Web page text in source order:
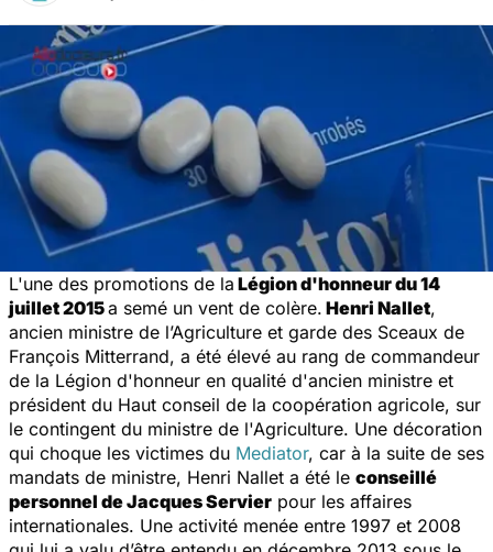
L'une des promotions de la Légion d'honneur du 14
juillet 2015a semé un vent de colère. Henri Nallet,
ancien ministre de l’Agriculture et garde des Sceaux de
François Mitterrand, a été élevé au rang de commandeur
de la Légion d'honneur en qualité d'ancien ministre et
président du Haut conseil de la coopération agricole, sur
le contingent du ministre de l'Agriculture. Une décoration
qui choque les victimes du Mediator, car à la suite de ses
mandats de ministre, Henri Nallet a été le conseillé
personnel de Jacques Servier pour les affaires
internationales. Une activité menée entre 1997 et 2008